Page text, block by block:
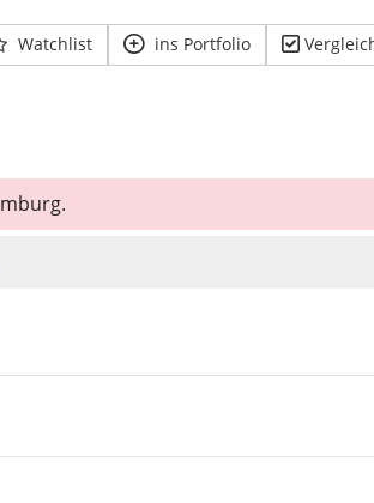
Watchlist ins Portfolio